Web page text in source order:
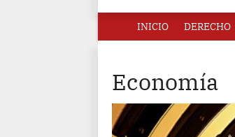
INICIO DERECHO
Economía